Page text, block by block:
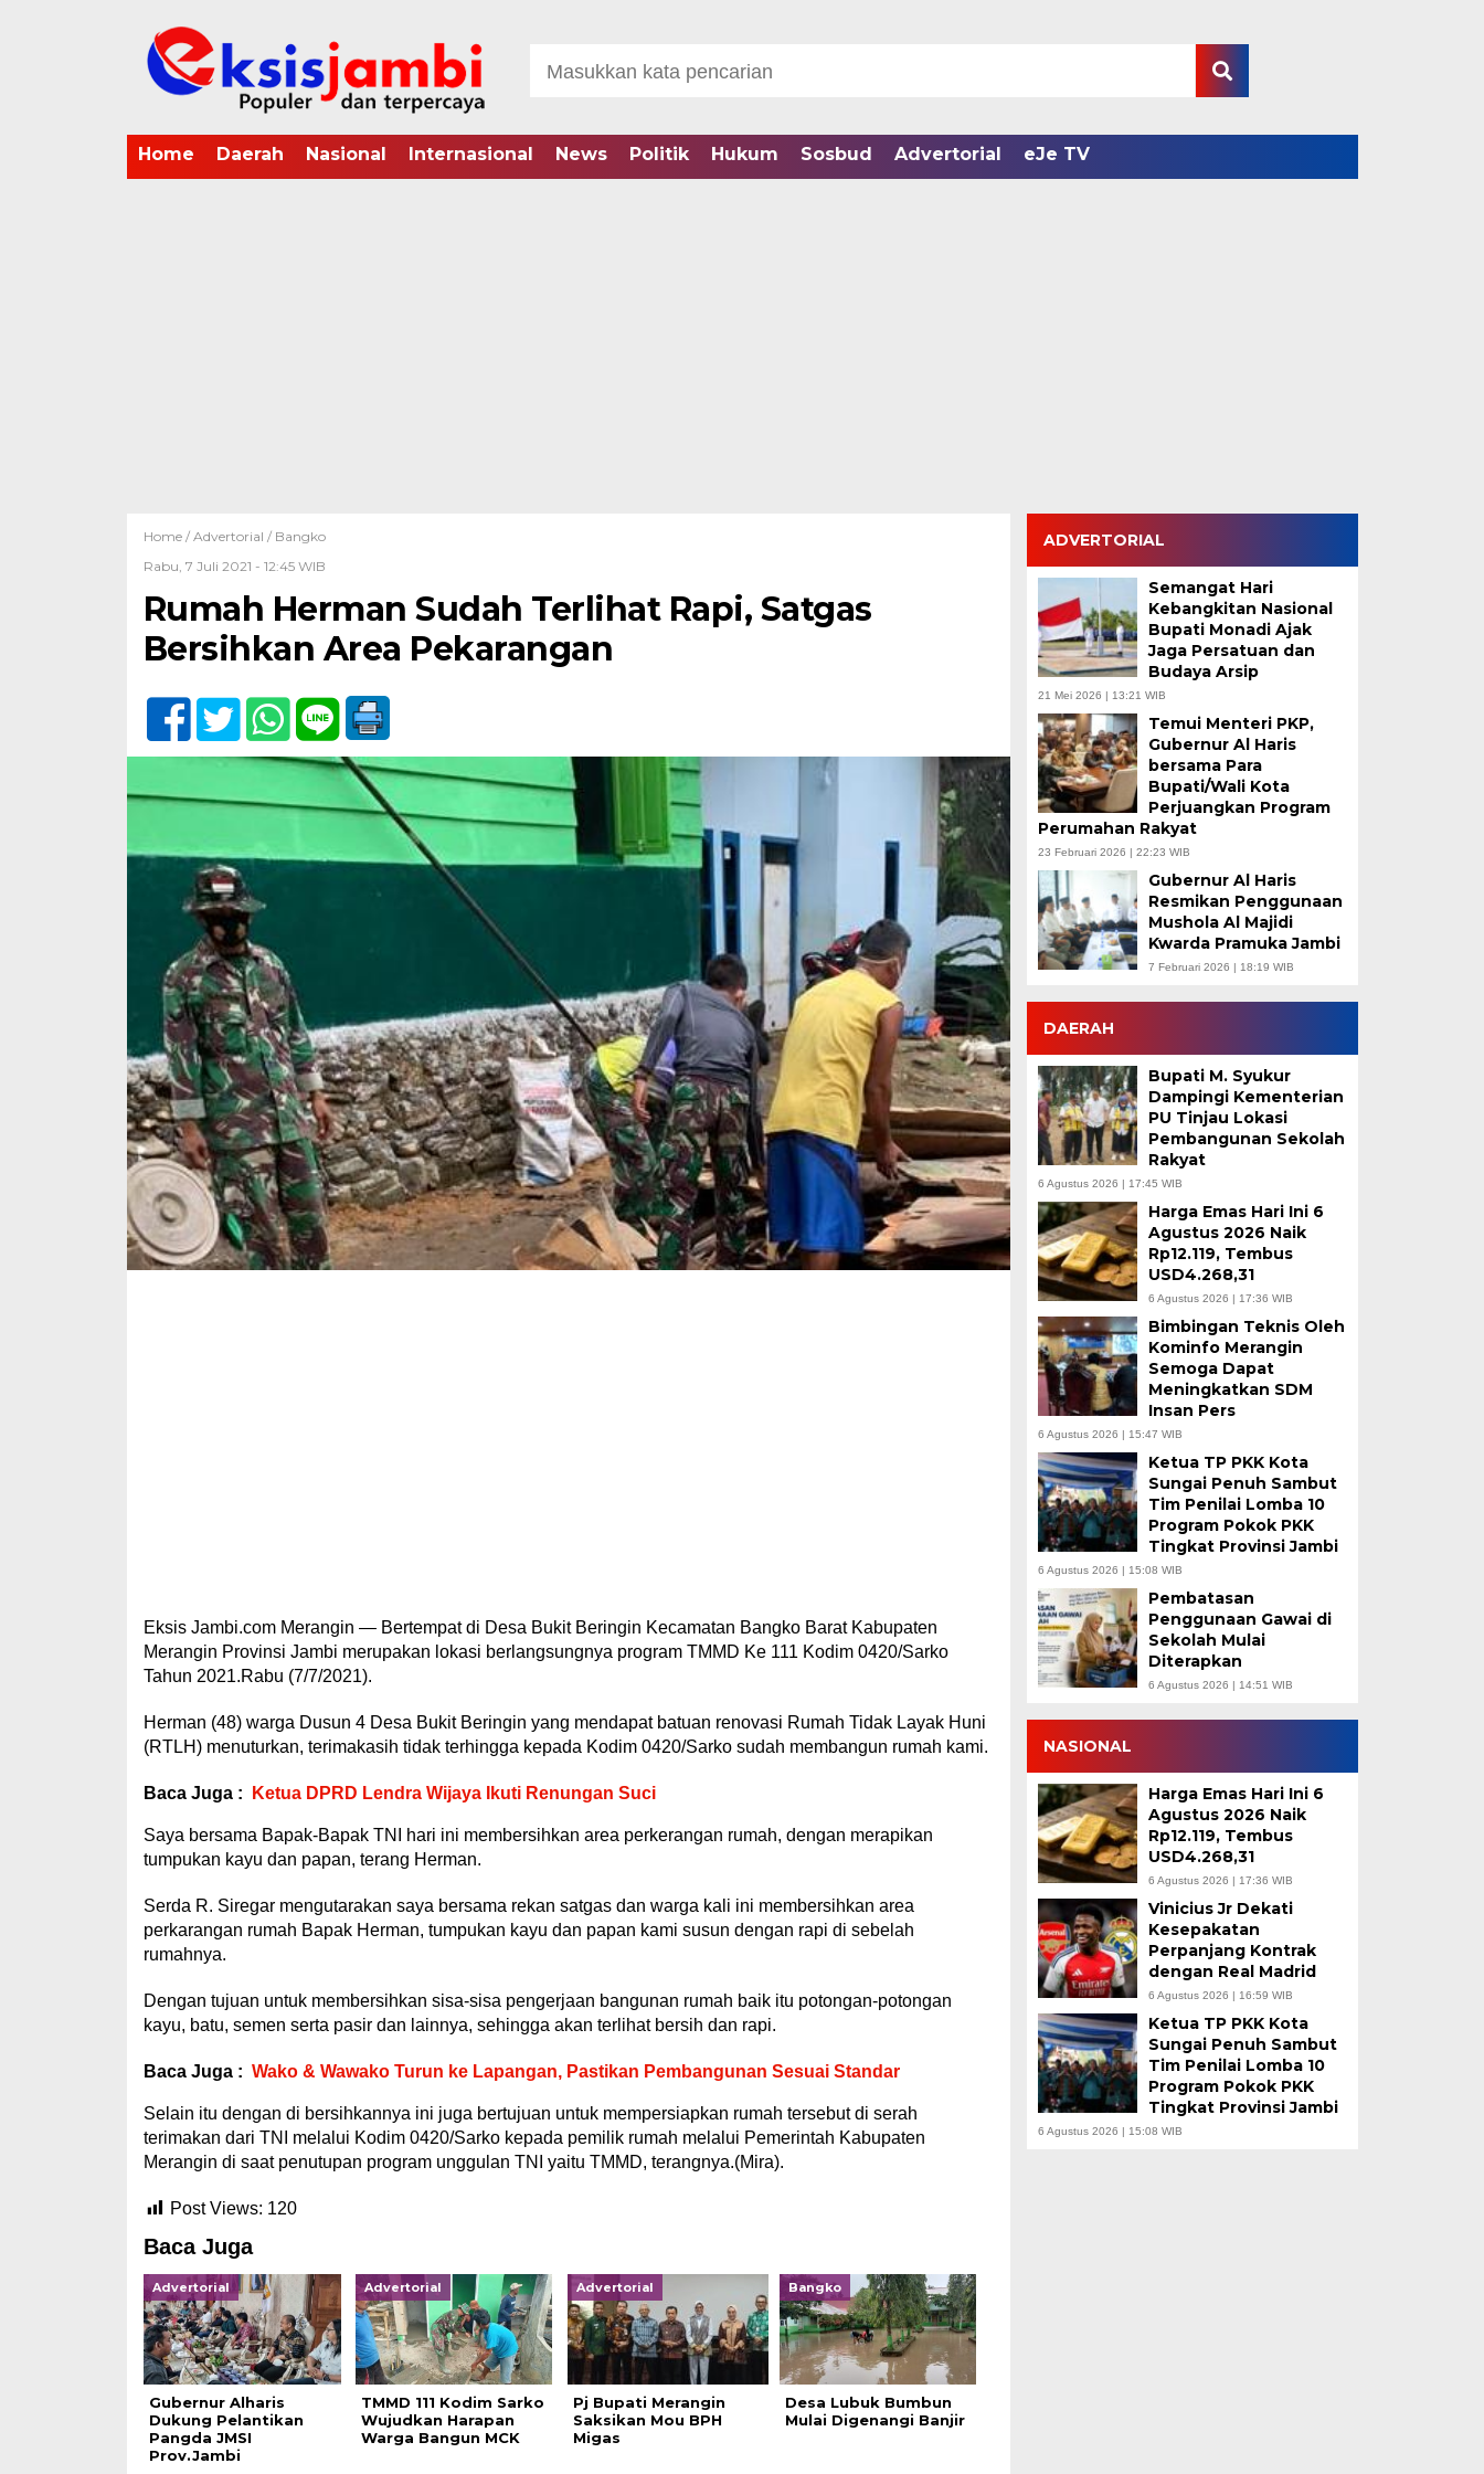
Home Daerah Nasional Internasional News Politik Hukum Sosbud Advertorial eJe TV
Home / Advertorial / Bangko
Rabu, 7 Juli 2021 - 12:45 WIB
Rumah Herman Sudah Terlihat Rapi, Satgas
Bersihkan Area Pekarangan
Eksis Jambi.com Merangin — Bertempat di Desa Bukit Beringin Kecamatan Bangko Barat Kabupaten
Merangin Provinsi Jambi merupakan lokasi berlangsungnya program TMMD Ke 111 Kodim 0420/Sarko
Tahun 2021.Rabu (7/7/2021).
Herman (48) warga Dusun 4 Desa Bukit Beringin yang mendapat batuan renovasi Rumah Tidak Layak Huni
(RTLH) menuturkan, terimakasih tidak terhingga kepada Kodim 0420/Sarko sudah membangun rumah kami.
Baca Juga : Ketua DPRD Lendra Wijaya Ikuti Renungan Suci
Saya bersama Bapak-Bapak TNI hari ini membersihkan area perkerangan rumah, dengan merapikan
tumpukan kayu dan papan, terang Herman.
Serda R. Siregar mengutarakan saya bersama rekan satgas dan warga kali ini membersihkan area
perkarangan rumah Bapak Herman, tumpukan kayu dan papan kami susun dengan rapi di sebelah
rumahnya.
Dengan tujuan untuk membersihkan sisa-sisa pengerjaan bangunan rumah baik itu potongan-potongan
kayu, batu, semen serta pasir dan lainnya, sehingga akan terlihat bersih dan rapi.
Baca Juga : Wako & Wawako Turun ke Lapangan, Pastikan Pembangunan Sesuai Standar
Selain itu dengan di bersihkannya ini juga bertujuan untuk mempersiapkan rumah tersebut di serah
terimakan dari TNI melalui Kodim 0420/Sarko kepada pemilik rumah melalui Pemerintah Kabupaten
Merangin di saat penutupan program unggulan TNI yaitu TMMD, terangnya.(Mira).
Post Views: 120
Baca Juga
Advertorial
Gubernur Alharis
Dukung Pelantikan
Pangda JMSI
Prov.Jambi
Advertorial
TMMD 111 Kodim Sarko
Wujudkan Harapan
Warga Bangun MCK
Advertorial
Pj Bupati Merangin
Saksikan Mou BPH
Migas
Bangko
Desa Lubuk Bumbun
Mulai Digenangi Banjir
ADVERTORIAL
Semangat Hari
Kebangkitan Nasional
Bupati Monadi Ajak
Jaga Persatuan dan
Budaya Arsip
21 Mei 2026 | 13:21 WIB
Temui Menteri PKP,
Gubernur Al Haris
bersama Para
Bupati/Wali Kota
Perjuangkan Program
Perumahan Rakyat
23 Februari 2026 | 22:23 WIB
Gubernur Al Haris
Resmikan Penggunaan
Mushola Al Majidi
Kwarda Pramuka Jambi
7 Februari 2026 | 18:19 WIB
DAERAH
Bupati M. Syukur
Dampingi Kementerian
PU Tinjau Lokasi
Pembangunan Sekolah
Rakyat
6 Agustus 2026 | 17:45 WIB
Harga Emas Hari Ini 6
Agustus 2026 Naik
Rp12.119, Tembus
USD4.268,31
6 Agustus 2026 | 17:36 WIB
Bimbingan Teknis Oleh
Kominfo Merangin
Semoga Dapat
Meningkatkan SDM
Insan Pers
6 Agustus 2026 | 15:47 WIB
Ketua TP PKK Kota
Sungai Penuh Sambut
Tim Penilai Lomba 10
Program Pokok PKK
Tingkat Provinsi Jambi
6 Agustus 2026 | 15:08 WIB
Pembatasan
Penggunaan Gawai di
Sekolah Mulai
Diterapkan
6 Agustus 2026 | 14:51 WIB
NASIONAL
Harga Emas Hari Ini 6
Agustus 2026 Naik
Rp12.119, Tembus
USD4.268,31
6 Agustus 2026 | 17:36 WIB
Vinicius Jr Dekati
Kesepakatan
Perpanjang Kontrak
dengan Real Madrid
6 Agustus 2026 | 16:59 WIB
Ketua TP PKK Kota
Sungai Penuh Sambut
Tim Penilai Lomba 10
Program Pokok PKK
Tingkat Provinsi Jambi
6 Agustus 2026 | 15:08 WIB